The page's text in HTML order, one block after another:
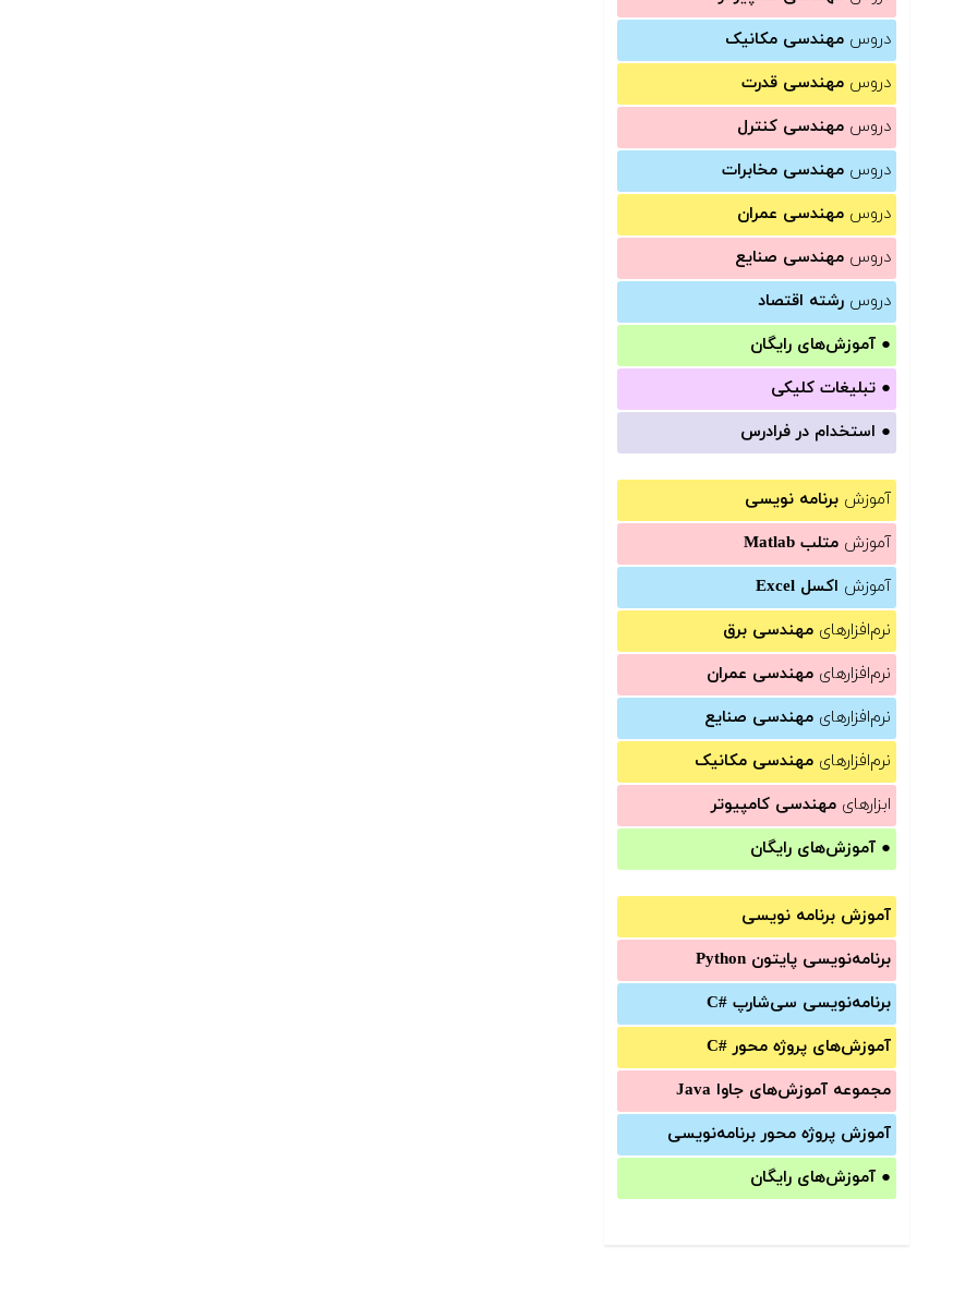
دروس مهندسی مکانیک
دروس مهندسی قدرت
دروس مهندسی کنترل
دروس مهندسی مخابرات
دروس مهندسی عمران
دروس مهندسی صنایع
دروس رشته اقتصاد
● آموزش‌های رایگان
● تبلیغات کلیکی
● استخدام در فرادرس
آموزش برنامه نویسی
آموزش متلب Matlab
آموزش اکسل Excel
نرم‌افزارهای مهندسی برق
نرم‌افزارهای مهندسی عمران
نرم‌افزارهای مهندسی صنایع
نرم‌افزارهای مهندسی مکانیک
ابزارهای مهندسی کامپیوتر
● آموزش‌های رایگان
آموزش برنامه نویسی
برنامه‌نویسی پایتون Python
برنامه‌‌نویسی سی‌شارپ C#‎
آموزش‌های پروژه محور #C
مجموعه آموزش‌های جاوا Java
آموزش‌ پروژه محور برنامه‌نویسی
● آموزش‌های رایگان